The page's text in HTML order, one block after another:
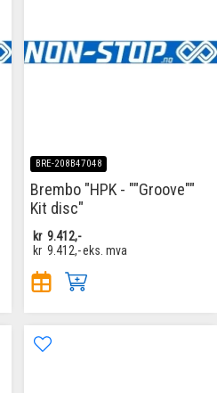
BRE-208B47048
Brembo "HPK - ""Groove""
Kit disc"
kr 9.412,-
kr 9.412,-eks. mva